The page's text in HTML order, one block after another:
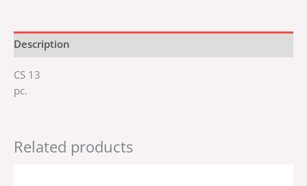
Description
CS 13
pc.
Related products